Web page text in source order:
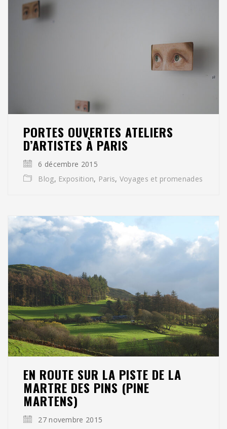
PORTES OUVERTES ATELIERS
D’ARTISTES À PARIS
6 décembre 2015
Blog, Exposition, Paris, Voyages et promenades
EN ROUTE SUR LA PISTE DE LA
MARTRE DES PINS (PINE
MARTENS)
27 novembre 2015